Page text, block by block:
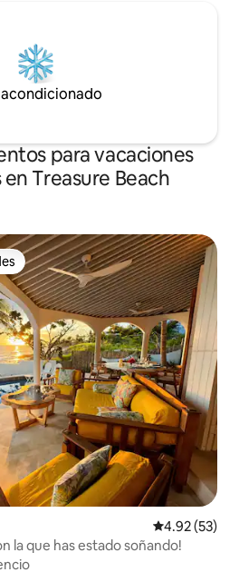
para vacaciones
Treasure Beach
Calificación
4.92 (53)
la que has estado soñando!